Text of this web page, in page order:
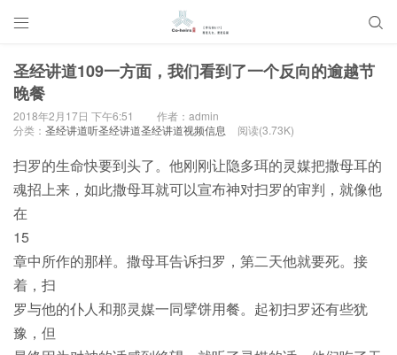
 
圣经讲道109一方面，我们看到了一个反向的逾越节
晚餐
2018年2月17日 下午6:51
作者：admin
分类： 圣经讲道听圣经讲道圣经讲道视频信息 阅读(3.73K)
扫罗的生命快要到头了。他刚刚让隐多珥的灵媒把撒母耳的
魂招上来，如此撒母耳就可以宣布神对扫罗的审判，就像他
在
15
章中所作的那样。撒母耳告诉扫罗，第二天他就要死。接
着，扫
罗与他的仆人和那灵媒一同擘饼用餐。起初扫罗还有些犹
豫，但